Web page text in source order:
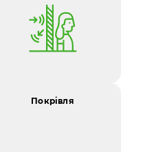
Покрівля